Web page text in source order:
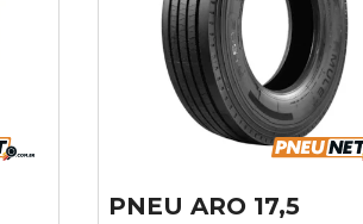
KIT 02 PNEU ARO